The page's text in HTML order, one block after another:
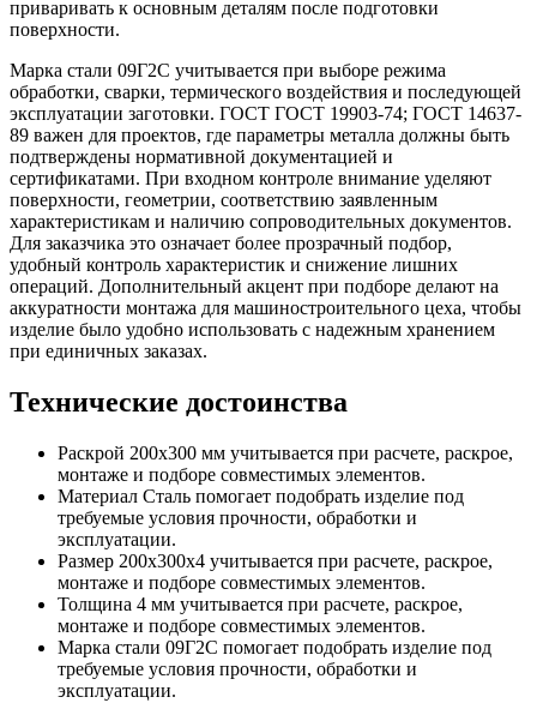
приваривать к основным деталям после подготовки
поверхности.
Марка стали 09Г2С учитывается при выборе режима
обработки, сварки, термического воздействия и последующей
эксплуатации заготовки. ГОСТ ГОСТ 19903-74; ГОСТ 14637-
89 важен для проектов, где параметры металла должны быть
подтверждены нормативной документацией и
сертификатами. При входном контроле внимание уделяют
поверхности, геометрии, соответствию заявленным
характеристикам и наличию сопроводительных документов.
Для заказчика это означает более прозрачный подбор,
удобный контроль характеристик и снижение лишних
операций. Дополнительный акцент при подборе делают на
аккуратности монтажа для машиностроительного цеха, чтобы
изделие было удобно использовать с надежным хранением
при единичных заказах.
Технические достоинства
Раскрой 200х300 мм учитывается при расчете, раскрое,
монтаже и подборе совместимых элементов.
Материал Сталь помогает подобрать изделие под
требуемые условия прочности, обработки и
эксплуатации.
Размер 200х300х4 учитывается при расчете, раскрое,
монтаже и подборе совместимых элементов.
Толщина 4 мм учитывается при расчете, раскрое,
монтаже и подборе совместимых элементов.
Марка стали 09Г2С помогает подобрать изделие под
требуемые условия прочности, обработки и
эксплуатации.